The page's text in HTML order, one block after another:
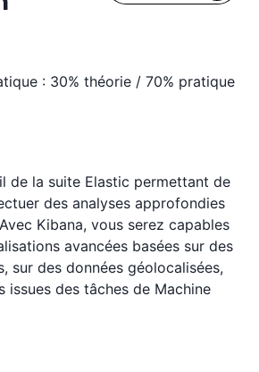
: 30% théorie / 70% pratique
de la suite Elastic permettant de
des analyses approfondies
Kibana, vous serez capables
avancées basées sur des
sur des données géolocalisées,
issues des tâches de Machine